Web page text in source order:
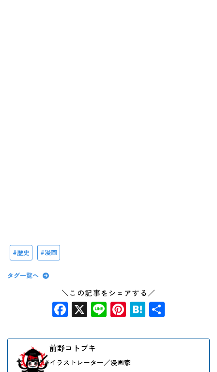
歴史 漫画
タグ一覧へ
＼この記事をシェアする／
Facebook
X LinePinterest
Hatena
前野コトブキ
イラストレーター／漫画家